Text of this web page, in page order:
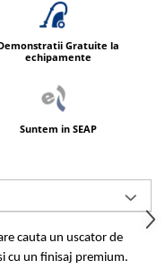
Gratuite la
echipamente
Suntem in SEAP
cauta un uscator de
cu un finisaj premium.